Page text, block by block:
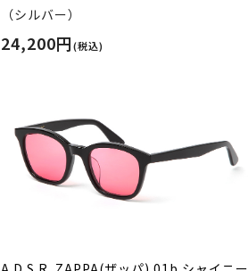
（シルバー）
24,200円(税込)